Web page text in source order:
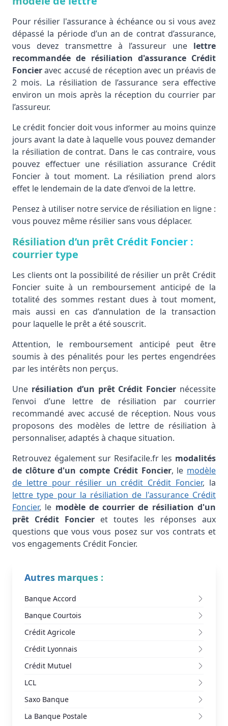
Pour résilier l'assurance à échéance ou si vous avez
dépassé la période d’un an de contrat d’assurance,
vous devez transmettre à l’assureur une lettre
recommandée de résiliation d'assurance Crédit
Foncieravec accusé de réception avec un préavis de
2 mois. La résiliation de l’assurance sera effective
environ un mois après la réception du courrier par
l’assureur.
Le crédit foncier doit vous informer au moins quinze
jours avant la date à laquelle vous pouvez demander
la résiliation de contrat. Dans le cas contraire, vous
pouvez effectuer une résiliation assurance Crédit
Foncier à tout moment. La résiliation prend alors
effet le lendemain de la date d’envoi de la lettre.
Pensez à utiliser notre service de résiliation en ligne :
vous pouvez même résilier sans vous déplacer.
Résiliation d’un prêt Crédit Foncier :
courrier type
Les clients ont la possibilité de résilier un prêt Crédit
Foncier suite à un remboursement anticipé de la
totalité des sommes restant dues à tout moment,
mais aussi en cas d’annulation de la transaction
pour laquelle le prêt a été souscrit.
Attention, le remboursement anticipé peut être
soumis à des pénalités pour les pertes engendrées
par les intérêts non perçus.
Une résiliation d’un prêt Crédit Foncier nécessite
l’envoi d’une lettre de résiliation par courrier
recommandé avec accusé de réception. Nous vous
proposons des modèles de lettre de résiliation à
personnaliser, adaptés à chaque situation.
Retrouvez également sur Resifacile.fr les modalités
de clôture d'un compte Crédit Foncier, le modèle
de lettre pour résilier un crédit Crédit Foncier, la
lettre type pour la résiliation de l'assurance Crédit
Foncier, le modèle de courrier de résiliation d'un
prêt Crédit Foncier et toutes les réponses aux
questions que vous vous posez sur vos contrats et
vos engagements Crédit Foncier.
Autres marques :
Banque Accord
Banque Courtois
Crédit Agricole
Crédit Lyonnais
Crédit Mutuel
LCL
Saxo Banque
La Banque Postale